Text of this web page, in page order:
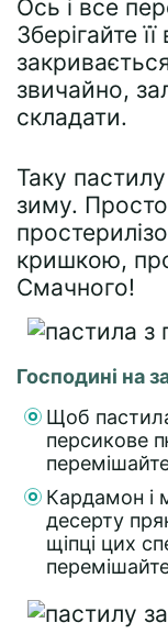
Ось і все
Зберігайте
звичайно,
складати.
Таку
зиму. Просто
кришкою,
Смачного!
Господині на
Щоб
персикове
Кардамон і
десерту
щіпці цих